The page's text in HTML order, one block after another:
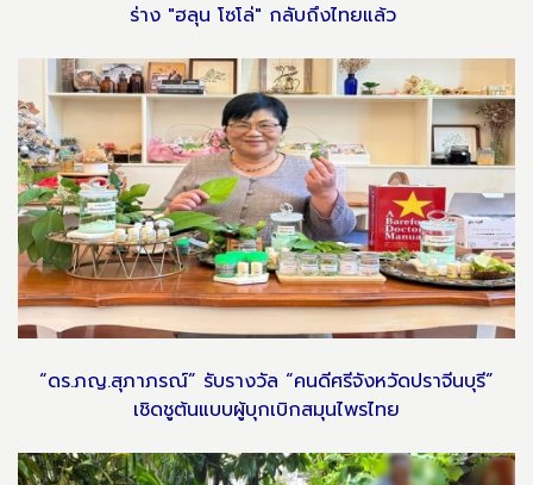
ร่าง "ฮลุน โซโล่" กลับถึงไทยแล้ว
“ดร.ภญ.สุภาภรณ์” รับรางวัล “คนดีศรีจังหวัดปราจีนบุรี”
เชิดชูต้นแบบผู้บุกเบิกสมุนไพรไทย